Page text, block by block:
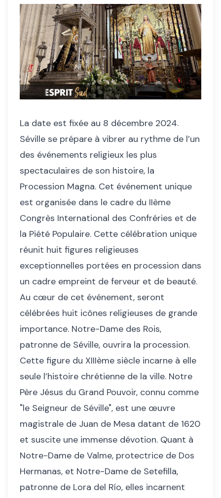
La date est fixée au 8 décembre 2024.
Séville se prépare à vibrer au rythme de l’un
des événements religieux les plus
spectaculaires de son histoire, la
Procession Magna. Cet événement unique
est organisée dans le cadre du IIème
Congrès International des Confréries et de
la Piété Populaire. Cette célébration unique
réunit huit figures religieuses
exceptionnelles portées en procession dans
un cadre empreint de ferveur et de beauté.
Au cœur de cet événement, seront
célébrées huit icônes religieuses de grande
importance. Notre-Dame des Rois,
patronne de Séville, ouvrira la procession.
Cette figure du XIIIème siècle incarne à elle
seule l’histoire chrétienne de la ville. Notre
Père Jésus du Grand Pouvoir, connu comme
"le Seigneur de Séville", est une œuvre
magistrale de Juan de Mesa datant de 1620
et suscite une immense dévotion. Quant à
Notre-Dame de Valme, protectrice de Dos
Hermanas, et Notre-Dame de Setefilla,
patronne de Lora del Río, elles incarnent